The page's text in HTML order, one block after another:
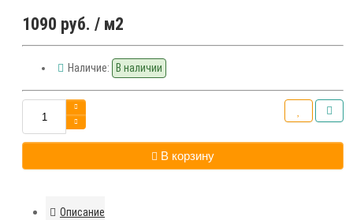
1090 руб. / м2
Наличие: В наличии
В корзину
Описание